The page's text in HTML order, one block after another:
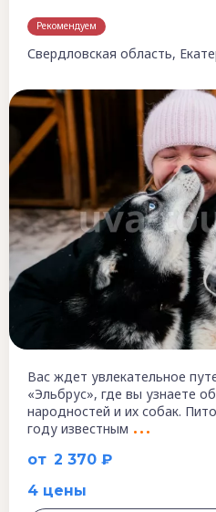
от 2 370 ₽
Рекомендуем
Свердловская область,
Вас ждет увлекательное
«Эльбрус», где вы узнаете
народностей и их собак.
году известным
4 цены